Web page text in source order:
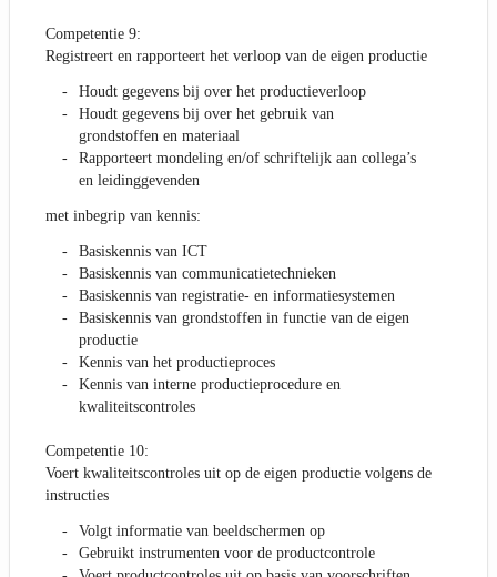
Competentie 9:
Registreert en rapporteert het verloop van de eigen productie
Houdt gegevens bij over het productieverloop
Houdt gegevens bij over het gebruik van
grondstoffen en materiaal
Rapporteert mondeling en/of schriftelijk aan collega’s
en leidinggevenden
met inbegrip van kennis:
Basiskennis van ICT
Basiskennis van communicatietechnieken
Basiskennis van registratie- en informatiesystemen
Basiskennis van grondstoffen in functie van de eigen
productie
Kennis van het productieproces
Kennis van interne productieprocedure en
kwaliteitscontroles
Competentie 10:
Voert kwaliteitscontroles uit op de eigen productie volgens de
instructies
Volgt informatie van beeldschermen op
Gebruikt instrumenten voor de productcontrole